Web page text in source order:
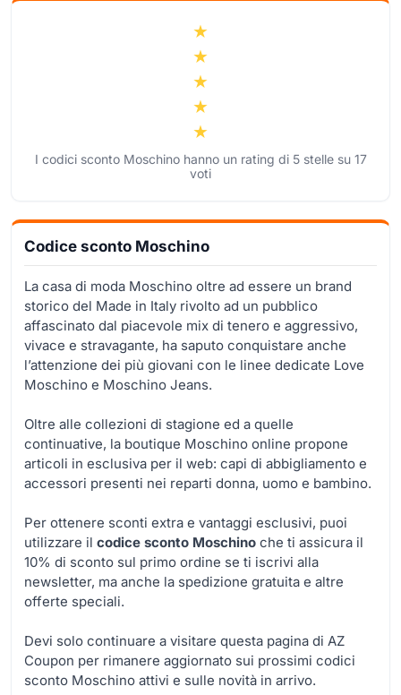
I codici sconto Moschino hanno un rating di 5stelle su 17
voti
Codice sconto Moschino
La casa di moda Moschino oltre ad essere un brand
storico del Made in Italy rivolto ad un pubblico
affascinato dal piacevole mix di tenero e aggressivo,
vivace e stravagante, ha saputo conquistare anche
l’attenzione dei più giovani con le linee dedicate Love
Moschino e Moschino Jeans.
Oltre alle collezioni di stagione ed a quelle
continuative, la boutique Moschino online propone
articoli in esclusiva per il web: capi di abbigliamento e
accessori presenti nei reparti donna, uomo e bambino.
Per ottenere sconti extra e vantaggi esclusivi, puoi
utilizzare il codice sconto Moschino che ti assicura il
10% di sconto sul primo ordine se ti iscrivi alla
newsletter, ma anche la spedizione gratuita e altre
offerte speciali.
Devi solo continuare a visitare questa pagina di AZ
Coupon per rimanere aggiornato sui prossimi codici
sconto Moschino attivi e sulle novità in arrivo.